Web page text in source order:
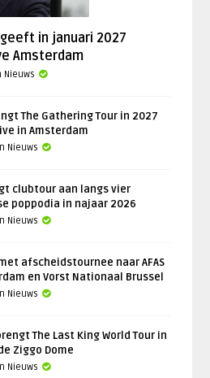
in januari 2027
Amsterdam
Nieuws
The Gathering Tour in 2027
in Amsterdam
Nieuws
clubtour aan langs vier
poppodia in najaar 2026
Nieuws
afscheidstournee naar AFAS
en Vorst Nationaal Brussel
Nieuws
The Last King World Tour in
Ziggo Dome
Nieuws